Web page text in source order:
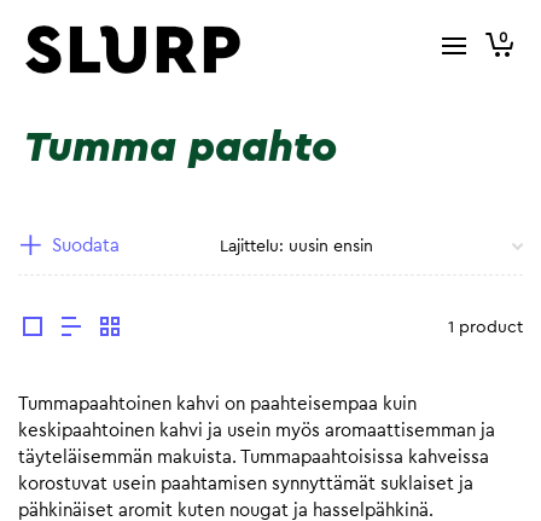
0
Tumma paahto
Suodata
1 product
Tummapaahtoinen kahvi on paahteisempaa kuin
keskipaahtoinen kahvi ja usein myös aromaattisemman ja
täyteläisemmän makuista. Tummapaahtoisissa kahveissa
korostuvat usein paahtamisen synnyttämät suklaiset ja
pähkinäiset aromit kuten nougat ja hasselpähkinä.